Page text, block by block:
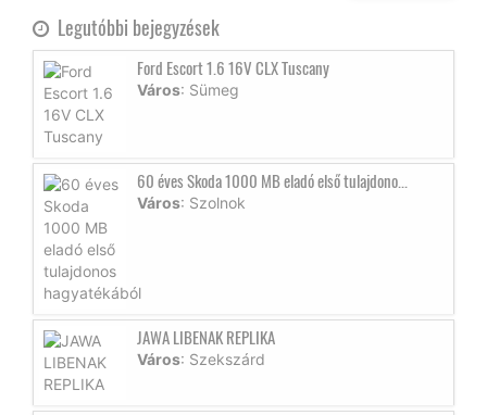
Legutóbbi bejegyzések
Ford Escort 1.6 16V CLX Tuscany
Város: Sümeg
60 éves Skoda 1000 MB eladó első tulajdono...
Város: Szolnok
JAWA LIBENAK REPLIKA
Város: Szekszárd